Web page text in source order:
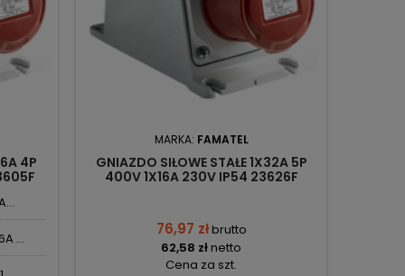
4P
...
MARKA: FAMATEL
GNIAZDO SIŁOWE STAŁE 1X32A 5P
400V 1X16A 230V IP54 23626F
76,97 złbrutto
62,58 złnetto
Cena za szt.